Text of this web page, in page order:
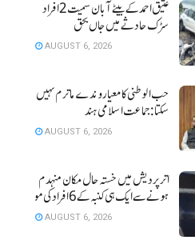
عتیق احمد کے بیٹے آبان سمیت 2 افراد
سڑک حادثے میں جاں بحق
AUGUST 6, 2026
حب الوطنی کا معیار وندے ماترم نہیں ہو
سکتا : جماعت اسلامی ہند
AUGUST 6, 2026
اتر پردیش میں خستہ حال مکان منہدم
ہونے سے ایک ہی کنبہ کے 6 افراد کی موت
AUGUST 6, 2026